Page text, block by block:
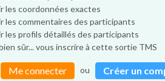
les coordonnées exactes
les commentaires des participants
les profils détaillés des participants
sûr... vous inscrire à cette sortie TMS
Me connecter ou Créer un